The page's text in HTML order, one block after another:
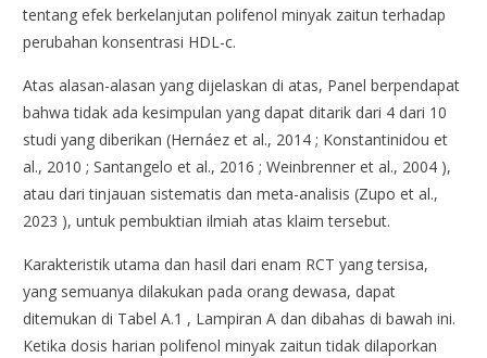
tentang efek berkelanjutan polifenol minyak zaitun terhadap
perubahan konsentrasi HDL-c.
Atas alasan-alasan yang dijelaskan di atas, Panel berpendapat
bahwa tidak ada kesimpulan yang dapat ditarik dari 4 dari 10
studi yang diberikan (Hernáez et al., 2014 ; Konstantinidou et
al., 2010 ; Santangelo et al., 2016 ; Weinbrenner et al., 2004 ),
atau dari tinjauan sistematis dan meta-analisis (Zupo et al.,
2023 ), untuk pembuktian ilmiah atas klaim tersebut.
Karakteristik utama dan hasil dari enam RCT yang tersisa,
yang semuanya dilakukan pada orang dewasa, dapat
ditemukan di Tabel A.1 , Lampiran A dan dibahas di bawah ini.
Ketika dosis harian polifenol minyak zaitun tidak dilaporkan